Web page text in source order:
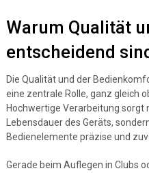
Warum Qualität
entscheidend
Die Qualität und der
eine zentrale Rolle, ganz gleich
Hochwertige Verarbeitung sorgt
Lebensdauer des Geräts,
Bedienelemente präzise und
Gerade beim Auflegen in Clubs